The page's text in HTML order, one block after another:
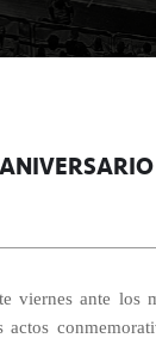
viernes ante los